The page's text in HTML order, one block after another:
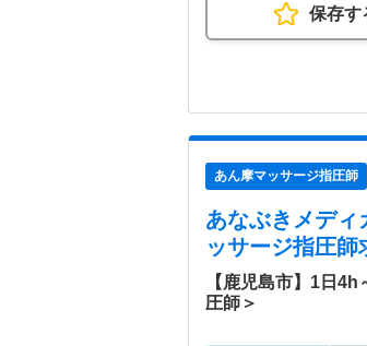
保存す
あん摩マッサージ指圧師
あなぶきメディ
ッサージ指圧師
【鹿児島市】1日
圧師＞